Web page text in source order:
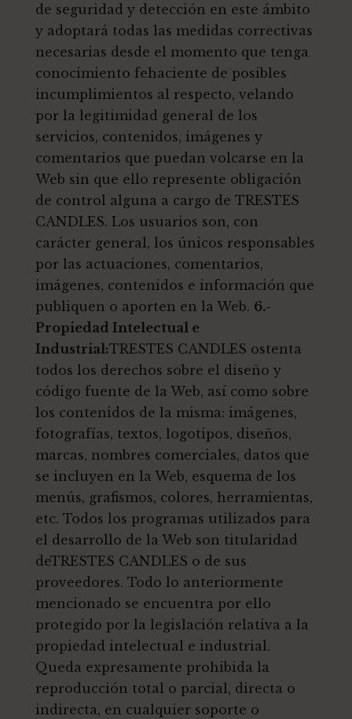
de seguridad y detección en este ámbito
y adoptará todas las medidas correctivas
necesarias desde el momento que tenga
conocimiento fehaciente de posibles
incumplimientos al respecto, velando
por la legitimidad general de los
servicios, contenidos, imágenes y
comentarios que puedan volcarse en la
Web sin que ello represente obligación
de control alguna a cargo de TRESTES
CANDLES. Los usuarios son, con
carácter general, los únicos responsables
por las actuaciones, comentarios,
imágenes, contenidos e información que
publiquen o aporten en la Web. 6.-
Propiedad Intelectual e
Industrial:TRESTES CANDLES ostenta
todos los derechos sobre el diseño y
código fuente de la Web, así como sobre
los contenidos de la misma: imágenes,
fotografías, textos, logotipos, diseños,
marcas, nombres comerciales, datos que
se incluyen en la Web, esquema de los
menús, grafismos, colores, herramientas,
etc. Todos los programas utilizados para
el desarrollo de la Web son titularidad
deTRESTES CANDLES o de sus
proveedores. Todo lo anteriormente
mencionado se encuentra por ello
protegido por la legislación relativa a la
propiedad intelectual e industrial.
Queda expresamente prohibida la
reproducción total o parcial, directa o
indirecta, en cualquier soporte o